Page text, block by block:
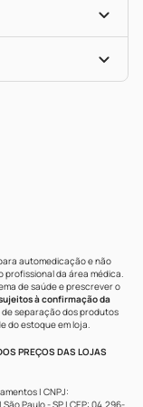
automedicação e não
profissional da área médica.
de saúde e prescrever o
à confirmação da
de separação dos produtos
do estoque em loja.
PREÇOS DAS LOJAS
| CNPJ:
Paulo - SP | CEP: 04.296-